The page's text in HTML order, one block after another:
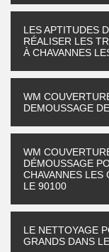
LES APTITUDES
RÉALISER LES
À CHAVANNES
WM
DEMOUSSAGE
WM
DÉMOUSSAGE
CHAVANNES LES
LE 90100
LE NETTOYAGE
GRANDS DANS